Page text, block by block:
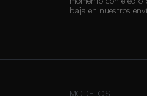
baja en nuestros
MODELOS